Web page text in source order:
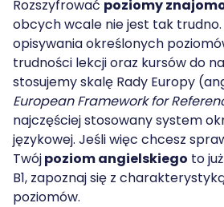
Rozszyfrować poziomy
obcych wcale nie jest tak trudno.
opisywania określonych
trudności lekcji oraz kursów do
stosujemy skalę Rady Europy
European Framework for
najczęściej stosowany system
językowej. Jeśli więc chcesz
Twójpoziom angielskiego to
B1, zapoznaj się z
poziomów.